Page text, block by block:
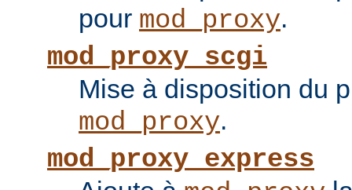
pour mod_proxy.
mod_proxy_scgi
Mise à disposition du
mod_proxy.
mod_proxy_express